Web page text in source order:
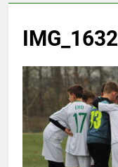
IMG_1632